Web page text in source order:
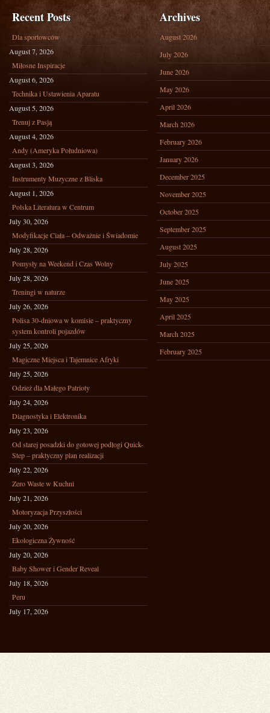
Recent Posts
Dla sportowców
August 7, 2026
Miłosne Inspiracje
August 6, 2026
Technika i Ustawienia Aparatu
August 5, 2026
Trenuj z Pasją
August 4, 2026
Andy (Ameryka Południowa)
August 3, 2026
Instrumenty Muzyczne z Bliska
August 1, 2026
Polska Literatura w Centrum
July 30, 2026
Modyfikacje Ciała – Odważnie i Świadomie
July 28, 2026
Pomysły na Weekend i Czas Wolny
July 28, 2026
Treningi w naturze
July 26, 2026
Polisa 30-dniowa w komisie – praktyczny
system kontroli pojazdów
July 25, 2026
Magiczne Miejsca i Tajemnice Afryki
July 25, 2026
Odzież dla Małego Patrioty
July 24, 2026
Diagnostyka i Elektronika
July 23, 2026
Od starej posadzki do gotowej podłogi Quick-
Step – praktyczny plan realizacji
July 22, 2026
Zero Waste w Kuchni
July 21, 2026
Motoryzacja Przyszłości
July 20, 2026
Ekologiczna Żywność
July 20, 2026
Baby Shower i Gender Reveal
July 18, 2026
Peru
July 17, 2026
Archives
August 2026
July 2026
June 2026
May 2026
April 2026
March 2026
February 2026
January 2026
December 2025
November 2025
October 2025
September 2025
August 2025
July 2025
June 2025
May 2025
April 2025
March 2025
February 2025